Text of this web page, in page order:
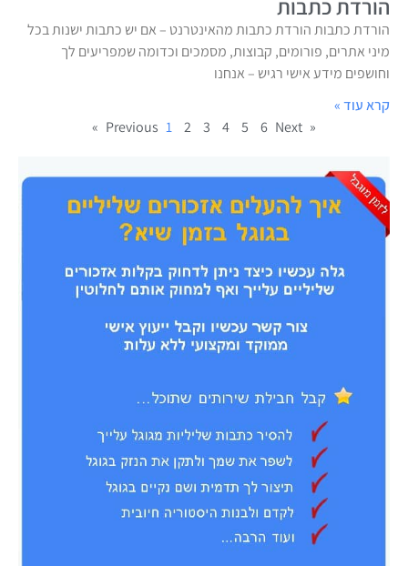
הורדת כתבות
הורדת כתבות הורדת כתבות מהאינטרנט – אם יש כתבות ישנות בכל
מיני אתרים, פורומים, קבוצות, מסמכים וכדומה שמפריעים לך
וחושפים מידע אישי רגיש – אנחנו
קרא עוד »
« Previous
1 2 3 4 5 6 Next »